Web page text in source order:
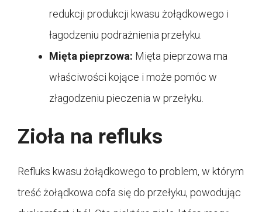
redukcji produkcji kwasu żołądkowego i
łagodzeniu podrażnienia przełyku.
Mięta pieprzowa: Mięta pieprzowa ma
właściwości kojące i może pomóc w
złagodzeniu pieczenia w przełyku.
Zioła na refluks
Refluks kwasu żołądkowego to problem, w którym
treść żołądkowa cofa się do przełyku, powodując